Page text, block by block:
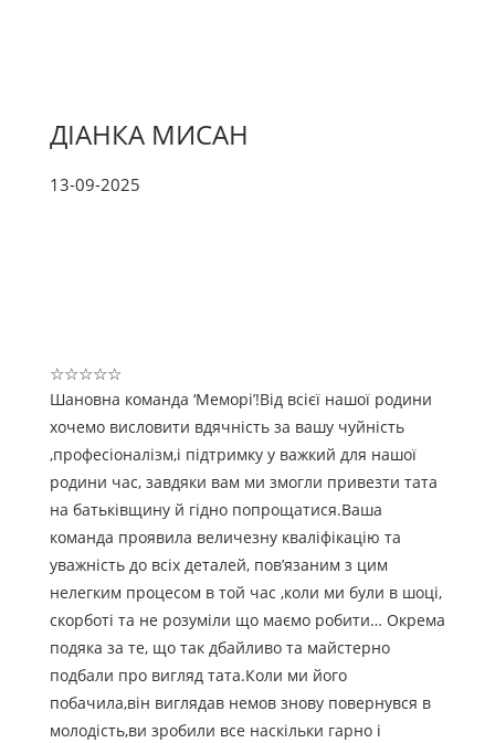
ДІАНКА МИСАН
13-09-2025
☆☆☆☆☆
Шановна команда ‘Меморі’!Від всієї нашої родини
хочемо висловити вдячність за вашу чуйність
,професіоналізм,і підтримку у важкий для нашої
родини час, завдяки вам ми змогли привезти тата
на батьківщину й гідно попрощатися.Ваша
команда проявила величезну кваліфікацію та
уважність до всіх деталей, пов’язаним з цим
нелегким процесом в той час ,коли ми були в шоці,
скорботі та не розуміли що маємо робити… Окрема
подяка за те, що так дбайливо та майстерно
подбали про вигляд тата.Коли ми його
побачила,він виглядав немов знову повернувся в
молодість,ви зробили все наскільки гарно і